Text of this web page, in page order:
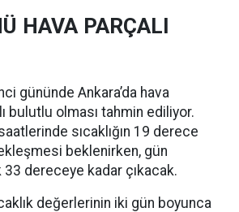
HAVA PARÇALI
gününde Ankara’da hava
bulutlu olması tahmin ediliyor.
sıcaklığın 19 derece
beklenirken, gün
33 dereceye kadar çıkacak.
değerlerinin iki gün boyunca